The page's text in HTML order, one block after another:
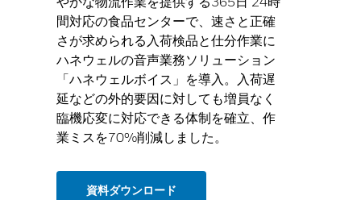
間対応の食品センターで、速さと正確
さが求められる入荷検品と仕分作業に
ハネウェルの音声業務ソリューション
「ハネウェルボイス」を導入。入荷遅
延などの外的要因に対しても増員なく
臨機応変に対応できる体制を確立、作
業ミスを70%削減しました。
資料ダウンロード